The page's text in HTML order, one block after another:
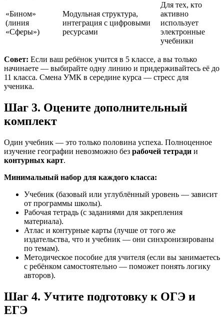
«Бином»
(линия
«Сферы»)
Модульная структура,
интеграция с цифровыми
ресурсами
Для тех, кто
активно
использует
электронные
учебники
Совет: Если ваш ребёнок учится в 5 классе, а вы только
начинаете — выбирайте одну линию и придерживайтесь её до
11 класса. Смена УМК в середине курса — стресс для
ученика.
Шаг 3. Оцените дополнительный
комплект
Один учебник — это только половина успеха. Полноценное
изучение географии невозможно без рабочей тетради и
контурных карт.
Минимальный набор для каждого класса:
Учебник (базовый или углублённый уровень — зависит
от программы школы).
Рабочая тетрадь (с заданиями для закрепления
материала).
Атлас и контурные карты (лучше от того же
издательства, что и учебник — они синхронизированы
по темам).
Методическое пособие для учителя (если вы занимаетесь
с ребёнком самостоятельно — поможет понять логику
авторов).
Шаг 4. Учтите подготовку к ОГЭ и
ЕГЭ